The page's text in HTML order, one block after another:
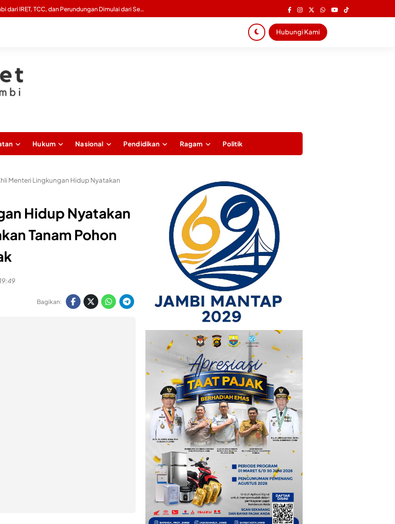
Gubernur Al Haris Tinjau Lokasi Pembangunan Sekolah Rakyat dan Lokasi Pembangunan BTN Bungo Green City
Hubungi Kami
Hukum Nasional Pendidikan Ragam Politik
Menteri Lingkungan Hidup Nyatakan
Hidup Nyatakan
Tanam Pohon
Bagikan: